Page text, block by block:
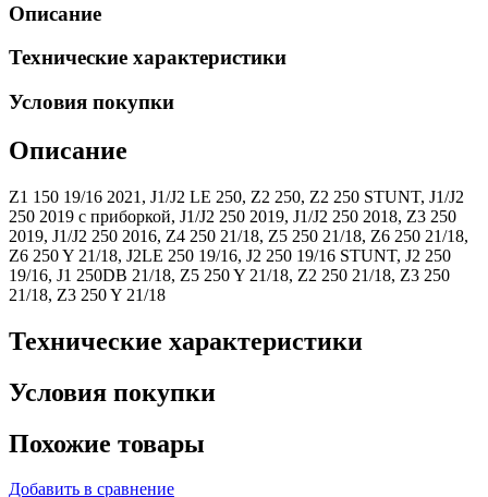
Описание
Технические характеристики
Условия покупки
Описание
Z1 150 19/16 2021, J1/J2 LE 250, Z2 250, Z2 250 STUNT, J1/J2
250 2019 с приборкой, J1/J2 250 2019, J1/J2 250 2018, Z3 250
2019, J1/J2 250 2016, Z4 250 21/18, Z5 250 21/18, Z6 250 21/18,
Z6 250 Y 21/18, J2LE 250 19/16, J2 250 19/16 STUNT, J2 250
19/16, J1 250DB 21/18, Z5 250 Y 21/18, Z2 250 21/18, Z3 250
21/18, Z3 250 Y 21/18
Технические характеристики
Условия покупки
Похожие товары
Добавить в сравнение